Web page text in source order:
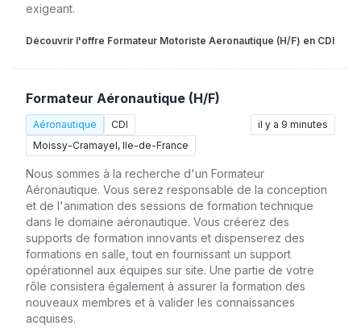
exigeant.
Découvrir l'offre Formateur Motoriste Aeronautique (H/F) en CDI
Formateur Aéronautique (H/F)
Aéronautique
CDI
Moissy-Cramayel, Ile-de-France
il y a 9 minutes
Nous sommes à la recherche d'un Formateur
Aéronautique. Vous serez responsable de la conception
et de l'animation des sessions de formation technique
dans le domaine aéronautique. Vous créerez des
supports de formation innovants et dispenserez des
formations en salle, tout en fournissant un support
opérationnel aux équipes sur site. Une partie de votre
rôle consistera également à assurer la formation des
nouveaux membres et à valider les connaissances
acquises.